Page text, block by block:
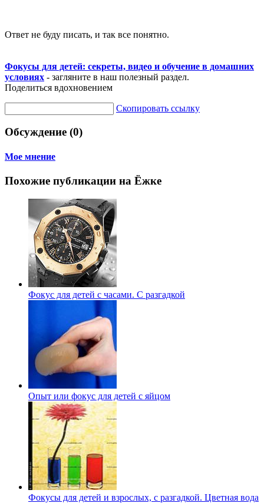
Ответ не буду писать, и так все понятно.
Фокусы для детей: секреты, видео и обучение в домашних
условиях - загляните в наш полезный раздел.
Поделиться вдохновением
Скопировать ссылку
Обсуждение (0)
Мое мнение
Похожие публикации на Ёжке
Фокус для детей с часами. С разгадкой
Опыт или фокус для детей с яйцом
Фокусы для детей и взрослых, с разгадкой. Цветная вода